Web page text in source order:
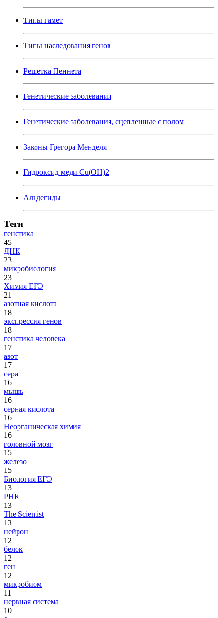
Типы гамет
Типы наследования генов
Решетка Пеннета
Генетические заболевания
Генетические заболевания, сцепленные с полом
Законы Грегора Менделя
Гидроксид меди Cu(OH)2
Альдегиды
Теги
генетика
45
ДНК
23
микробиология
23
Химия ЕГЭ
21
азотная кислота
18
экспрессия генов
18
генетика человека
17
азот
17
сера
16
мышь
16
серная кислота
16
Неорганическая химия
16
головной мозг
15
железо
15
Биология ЕГЭ
13
РНК
13
The Scientist
13
нейрон
12
белок
12
ген
12
микробиом
11
нервная система
10